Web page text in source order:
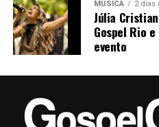
Com informações da
plataformas digitais, o
videoclipe dirigido por
toda a atmosfera do dia da
MÚSICA 2 dias
Júlia
Gospel Rio
evento